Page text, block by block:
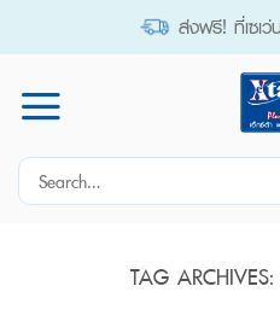
ส่งฟรี! ที่เซเว่
Search
TAG ARCHIVES: